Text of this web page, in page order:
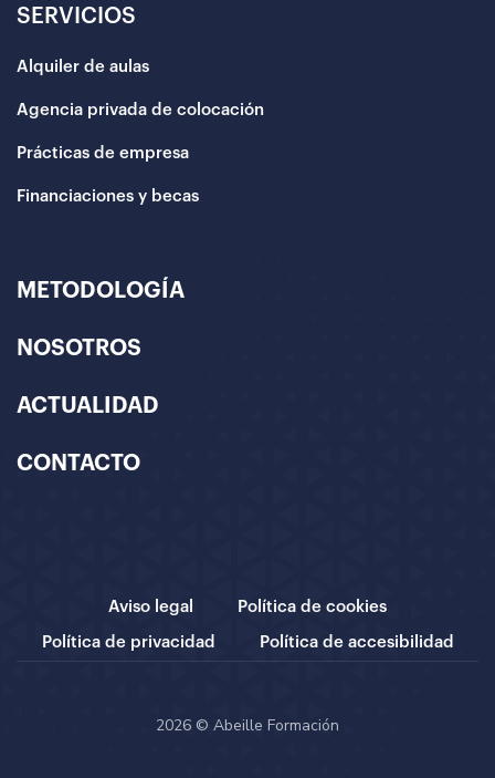
SERVICIOS
Alquiler de aulas
Agencia privada de colocación
Prácticas de empresa
Financiaciones y becas
METODOLOGÍA
NOSOTROS
ACTUALIDAD
CONTACTO
Aviso legal Política de cookies
Política de privacidad Política de accesibilidad
2026 © Abeille Formación